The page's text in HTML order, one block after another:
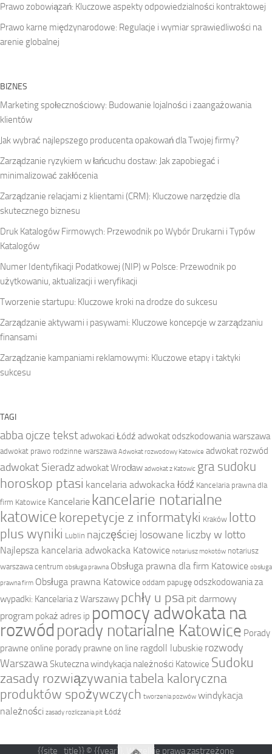
Prawo zobowiązań: Kluczowe aspekty odpowiedzialności kontraktowej
Prawo karne międzynarodowe: Regulacje i wymiar sprawiedliwości na
arenie globalnej
BIZNES
Marketing społecznościowy: Budowanie lojalności i zaangażowania
klientów
Jak wybrać najlepszego producenta opakowań dla Twojej firmy?
Zarządzanie ryzykiem w łańcuchu dostaw: Jak zapobiegać i
minimalizować zakłócenia
Zarządzanie relacjami z klientami (CRM): Kluczowe narzędzie dla
skutecznego biznesu
Druk Katalogów Firmowych: Przewodnik po Wybór Drukarni i Typów
Katalogów
Numer Identyfikacji Podatkowej (NIP) w Polsce: Przewodnik po
użytkowaniu, aktualizacji i weryfikacji
Tworzenie startupu: Kluczowe kroki na drodze do sukcesu
Zarządzanie aktywami i pasywami: Kluczowe koncepcje w zarządzaniu
finansami
Zarządzanie kampaniami reklamowymi: Kluczowe etapy i taktyki
sukcesu
TAGI
abba ojcze tekstadwokaci Łódź adwokat odszkodowania warszawa
adwokat prawo rodzinne warszawa Adwokat rozwodowy Katowice adwokat rozwód
adwokat Sieradzadwokat Wrocław adwokat z Katowic gra sudoku
horoskop ptasi kancelaria adwokacka łódź Kancelaria prawna dla
firm Katowice Kancelarie kancelarie notarialne
katowicekorepetycje z informatyki Kraków lotto
plus wyniki Lublin najczęściej losowane liczby w lotto
Najlepsza kancelaria adwokacka Katowice notariusz mokotów notariusz
warszawa centrum obsługa prawna Obsługa prawna dla firm Katowice obsługa
prawna firm Obsługa prawna Katowice oddam papugę odszkodowania za
wypadki: Kancelaria z Warszawy pchły u psa pit darmowy
program pokaż adres ip pomocy adwokata na
rozwód porady notarialne Katowice Porady
prawne online porady prawne on line ragdoll lubuskie rozwody
Warszawa Skuteczna windykacja należności Katowice Sudoku
zasady rozwiązywaniatabela kaloryczna
produktów spożywczych tworzenia pozwów windykacja
należności zasady rozliczania pit Łódź
{{site_title}} © {{year}}. Wszelkie prawa zastrzeżone